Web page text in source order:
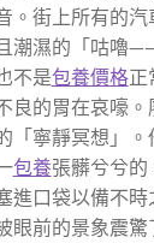
。街上所有的
潮濕的「咕嚕
不是包養價格正
良的胃在哀嚎
「寧靜冥想」。
包養張髒兮兮的
進口袋以備不時
眼前的景象震